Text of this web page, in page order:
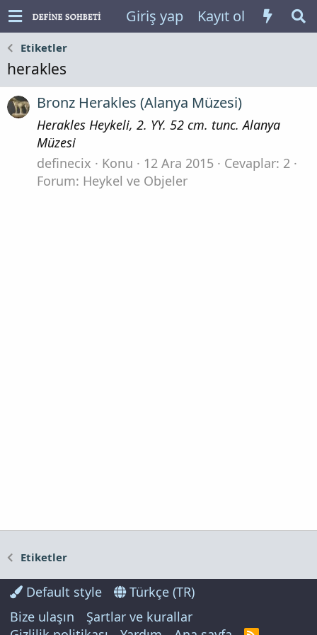
Giriş yap Kayıt ol
Etiketler
herakles
Bronz Herakles (Alanya Müzesi)
Herakles Heykeli, 2. YY. 52 cm. tunc. Alanya
Müzesi
definecix
Konu 12 Ara 2015
Cevaplar: 2
Forum: Heykel ve Objeler
Etiketler
Default style
Türkçe (TR)
Bize ulaşın
Şartlar ve kurallar